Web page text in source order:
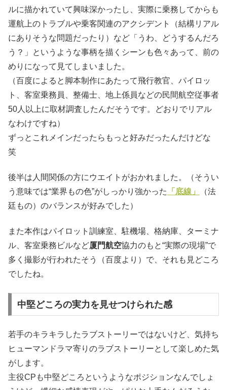
ルに描かれていて興味深かったし、実際に乗務してからも
運航上のトラブルや乗客関連のアクシデント（結構リアル
にありそうな問題だったり）など「うわ、どうするんだろ
う？」というような事柄を描くシーンも色々あって、前の
めりになって見てしまいました。
（百度によると脚本制作にあたって飛行教官、パイロッ
ト、客室乗務員、整備士、地上係員などの民間航空従事者
50人以上に取材調査したんだそうです。どおりでリアル
なわけですね）
ずっとこれメインだったらもっと好みだったんだけどな
笑
後半は人間関係の方にウエイトがおかれました。（そうい
う意味では“業界もの色”がしっかり強かった
「底線」
（法
廷もの）のバランスが好みでした）
また本作はパイロット訓練室、駐機場、格納庫、ターミナ
ル、客室乗務ビルなど厦門航空協力のもと“実際の現場”で
多く撮影が行われたそう（百度より）で、それも見どころ
でしたね。
中堅どころの実力を見せつけられた感
若手のキラキラしたラブストーリーではないけど、気持ち
ヒューマンドラマ寄りのラブストーリーとして楽しめた気
がします。
主役CPも中堅どころというようなポジションなんでしょ